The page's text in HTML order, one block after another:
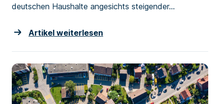
deutschen Haushalte angesichts steigender...
Artikel weiterlesen